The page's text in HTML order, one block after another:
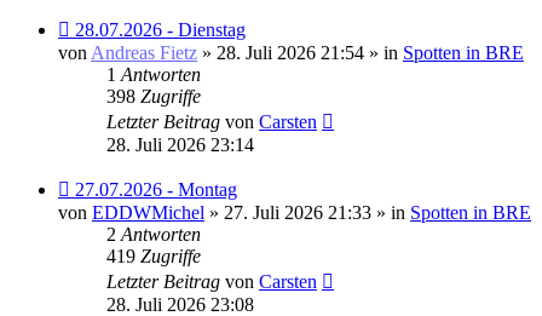
Neuer
Beitrag
28.07.2026 - Dienstag
von Andreas Fietz » 28. Juli 2026 21:54 » in Spotten in BRE
1 Antworten
398 Zugriffe
Letzter Beitrag von Carsten
28. Juli 2026 23:14
Neuer
Beitrag
27.07.2026 - Montag
von EDDWMichel » 27. Juli 2026 21:33 » in Spotten in BRE
2 Antworten
419 Zugriffe
Letzter Beitrag von Carsten
28. Juli 2026 23:08